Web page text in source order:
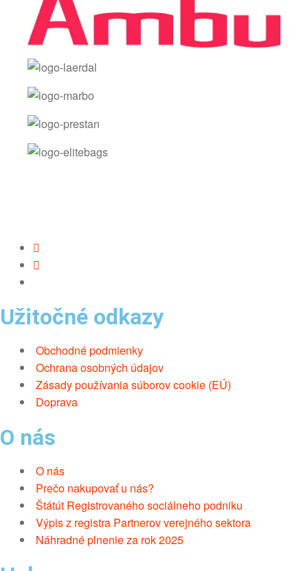
Užitočné odkazy
Obchodné podmienky
Ochrana osobných údajov
Zásady používania súborov cookie (EÚ)
Doprava
O nás
O nás
Prečo nakupovať u nás?
Štátút Registrovaného sociálneho podniku
Výpis z registra Partnerov verejného sektora
Náhradné plnenie za rok 2025